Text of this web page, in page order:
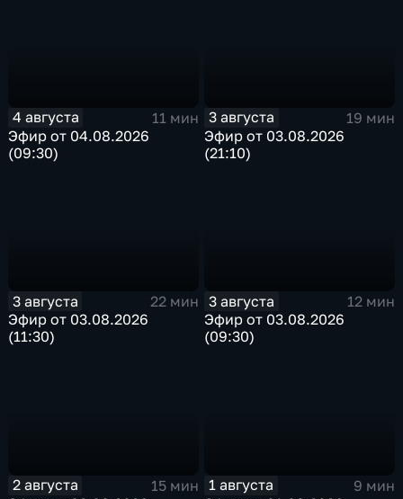
4 августа
11 мин
Эфир от 04.08.2026
(09:30)
3 августа
19 мин
Эфир от 03.08.2026
(21:10)
3 августа
22 мин
Эфир от 03.08.2026
(11:30)
3 августа
12 мин
Эфир от 03.08.2026
(09:30)
2 августа
15 мин
1 августа
9 мин